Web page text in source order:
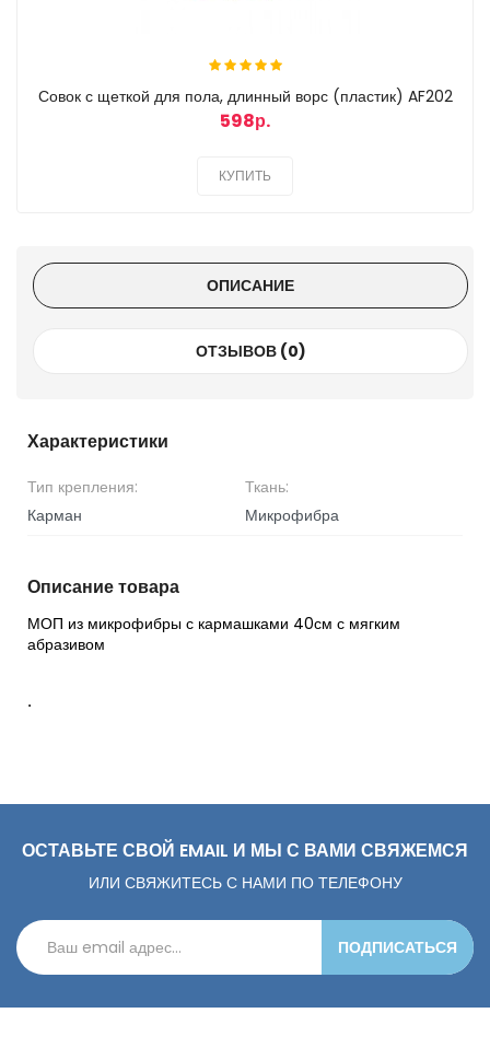
Совок с щеткой для пола, длинный ворс (пластик) AF202
598р.
КУПИТЬ
ОПИСАНИЕ
ОТЗЫВОВ (0)
Характеристики
Тип крепления:
Карман
Ткань:
Микрофибра
Описание товара
МОП из микрофибры с кармашками 40см с мягким
абразивом
.
ОСТАВЬТЕ СВОЙ EMAIL И МЫ С ВАМИ СВЯЖЕМСЯ
ИЛИ СВЯЖИТЕСЬ С НАМИ ПО ТЕЛЕФОНУ
ПОДПИСАТЬСЯ